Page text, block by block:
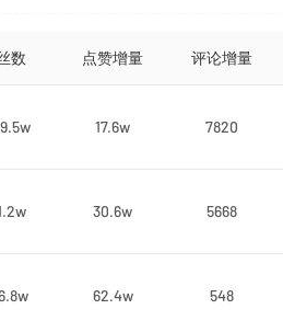
数 点赞增量 评论增量
17.6w 7820
30.6w 5668
62.4w 548